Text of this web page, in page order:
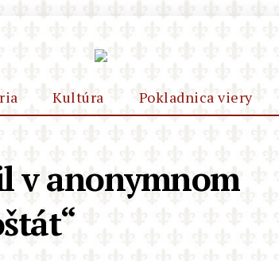
Kultúra Pokladnica viery
v anonymnom